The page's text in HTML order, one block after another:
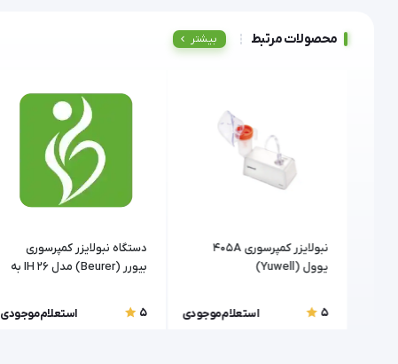
محصولات مرتبط بیشتر
نبولایزر کمپرسوری 405A
یوول (Yuwell)
5 استعلام موجودی
دستگاه نبولایزر کمپرسوری
بیورر (Beurer) مدل IH 26 به
5
استعلام موجودی